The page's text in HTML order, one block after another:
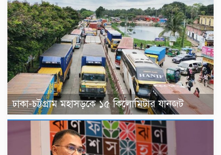
ঢাকা-চট্টগ্রাম মহাসড়কে ১৫ কিলোমিটার যানজট